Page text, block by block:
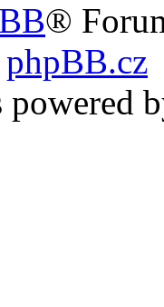
®
phpBB.cz
powered